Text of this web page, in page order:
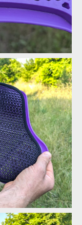
Spike Chest +
Spike Chest +
Spike Chest +
Spike Chest +
Spike Chest +
Spike Chest +
Spike Chest +
Spike Chest +
Spike Chest +
Spike Chest +